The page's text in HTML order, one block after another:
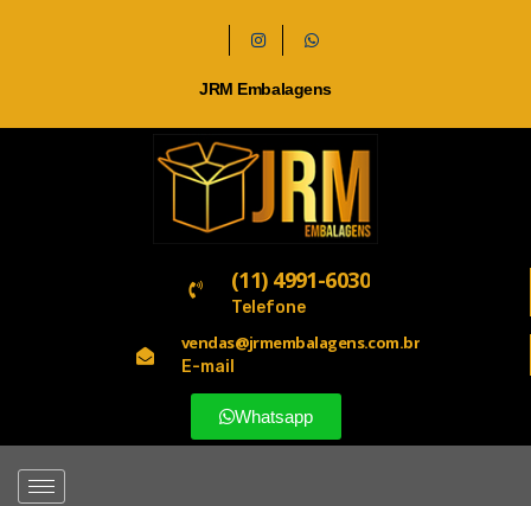
JRM Embalagens
(11) 4991-6030
Telefone
vendas@jrmembalagens.com.br
E-mail
Whatsapp